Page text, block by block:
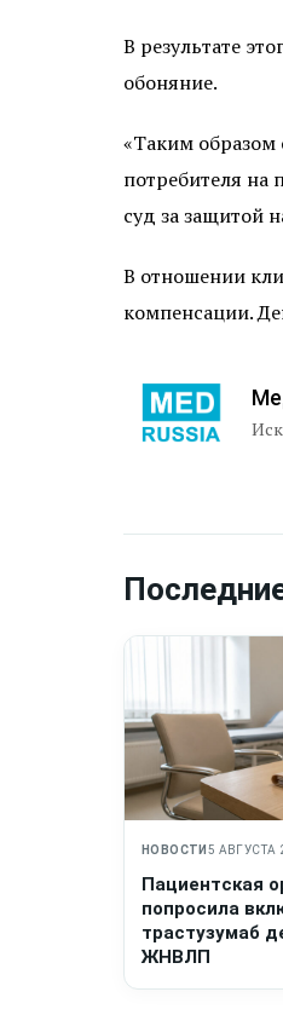
В результате
обоняние.
«Таким
потребителя на
суд за защитой
В отношении
компенсации.
НОВОСТИ 5 АВГУСТА
Пациентская
попросила
трастузумаб
ЖНВЛП